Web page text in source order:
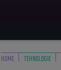
HOME TEHNOLOGIE